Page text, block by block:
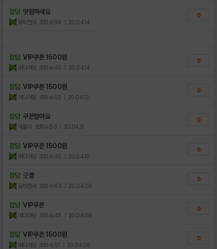
잡담 맛점하세요
유희천사 조회수:54 | 20.04.14
0
잡담 VIP쿠폰 1500원
어디어딩 조회수:45 | 20.04.14
0
잡담 VIP쿠폰 1500원
어디어딩 조회수:52 | 20.04.12
0
잡담 쿠폰팔아요
마콜이 조회수:53 | 20.04.11
0
잡담 VIP쿠폰 1500원
어디어딩 조회수:45 | 20.04.10
0
잡담 굿겜
유희천사 조회수:63 | 20.04.09
0
잡담 VIP쿠폰
어디어딩 조회수:45 | 20.04.08
0
잡담 VIP쿠폰 1500원
어디어딩 조회수:51 | 20.04.06
0